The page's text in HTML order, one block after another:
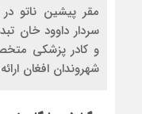
سردار داوود خان
و کادر پزشکی
شهروندان افغان